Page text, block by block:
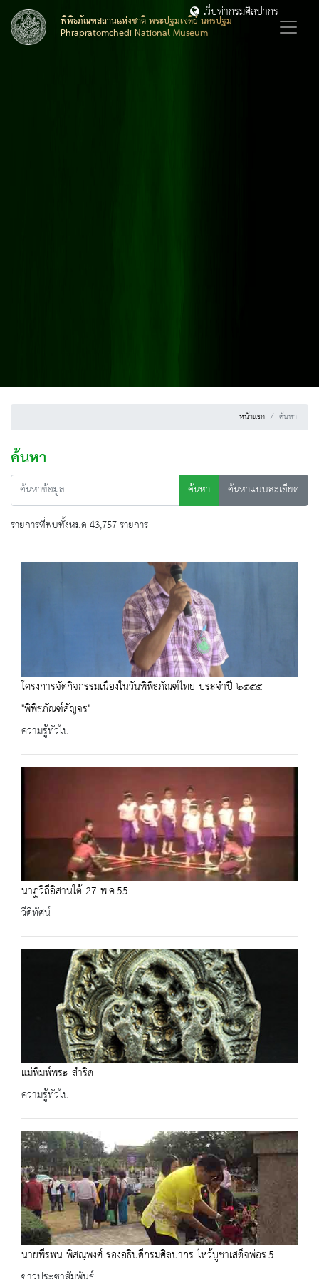
พิพิธภัณฑสถานแห่งชาติ พระปฐมเจดีย์ นครปฐม
Phrapratomchedi National Museum
เว็บท่ากรมศิลปากร
หน้าแรก ค้นหา
ค้นหา
ค้นหา
ค้นหาแบบละเอียด
รายการที่พบทั้งหมด 43,757 รายการ
โครงการจัดกิจกรรมเนื่องในวันพิพิธภัณฑ์ไทย ประจำปี ๒๕๕๕
"พิพิธภัณฑ์สัญจร"
ความรู้ทั่วไป
นาฏวิถีอิสานใต้ 27 พ.ค.55
วีดิทัศน์
แม่พิมพ์พระ สำริด
ความรู้ทั่วไป
นายพีรพน พิสณุพงศ์ รองอธิบดีกรมศิลปากร ไหว้บูชาเสด็จพ่อร.5